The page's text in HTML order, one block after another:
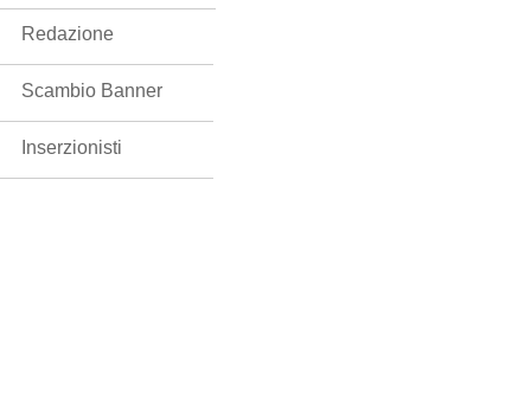
Redazione
Scambio Banner
Inserzionisti